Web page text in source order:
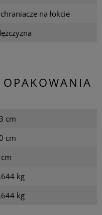
na łokcie
cm
cm
kg
kg